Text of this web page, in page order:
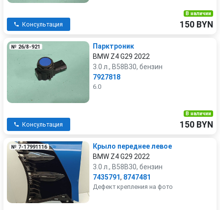
Консультация
В наличии
150 BYN
№ 26/8-921
Парктроник
BMW Z4 G29 2022
3.0 л., B58B30, бензин
7927818
6.0
Консультация
В наличии
150 BYN
№ 7-17991116
Крыло переднее левое
BMW Z4 G29 2022
3.0 л., B58B30, бензин
7435791, 8747481
Дефект крепления на фото